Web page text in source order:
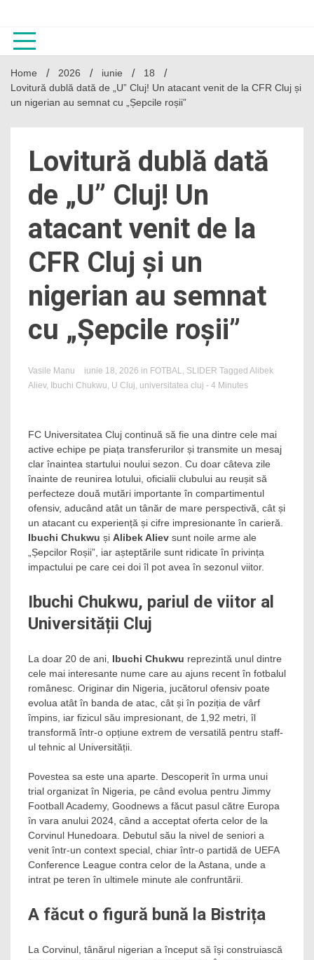
content
Home 2026 iunie
18
Lovitură dublă dată de „U” Cluj! Un atacant venit de la CFR Cluj și
un nigerian au semnat cu „Șepcile roșii”
Lovitură dublă dată
de „U” Cluj! Un
atacant venit de la
CFR Cluj și un
nigerian au semnat
cu „Șepcile roșii”
Vasile Manu iunie 18, 2026 in FOTBAL, SLIDER Tagged Alibek
Aliev, Ibuchi Chukwu, U Cluj, universitatea cluj - 4 Minutes
FC Universitatea Cluj continuă să fie una dintre cele mai
active echipe pe piața transferurilor și transmite un mesaj
clar înaintea startului noului sezon. Cu doar câteva zile
înainte de reunirea lotului, oficialii clubului au reușit să
perfecteze două mutări importante în compartimentul
ofensiv, aducând atât un tânăr de mare perspectivă, cât și
un atacant cu experiență și cifre impresionante în carieră.
Ibuchi Chukwu și Alibek Aliev sunt noile arme ale
„Șepcilor Roșii”, iar așteptările sunt ridicate în privința
impactului pe care cei doi îl pot avea în sezonul viitor.
Ibuchi Chukwu, pariul de viitor al
Universității Cluj
La doar 20 de ani, Ibuchi Chukwu reprezintă unul dintre
cele mai interesante nume care au ajuns recent în fotbalul
românesc. Originar din Nigeria, jucătorul ofensiv poate
evolua atât în banda de atac, cât și în poziția de vârf
împins, iar fizicul său impresionant, de 1,92 metri, îl
transformă într-o opțiune extrem de versatilă pentru staff-
ul tehnic al Universității.
Povestea sa este una aparte. Descoperit în urma unui
trial organizat în Nigeria, pe când evolua pentru Jimmy
Football Academy, Goodnews a făcut pasul către Europa
în vara anului 2024, când a acceptat oferta celor de la
Corvinul Hunedoara. Debutul său la nivel de seniori a
venit într-un context special, chiar într-o partidă de UEFA
Conference League contra celor de la Astana, unde a
intrat pe teren în ultimele minute ale confruntării.
A făcut o figură bună la Bistrița
La Corvinul, tânărul nigerian a început să își construiască